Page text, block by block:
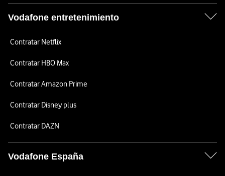
Vodafone entretenimiento
Contratar Netflix
Contratar HBO Max
Contratar Amazon Prime
Contratar Disney plus
Contratar DAZN
Vodafone España